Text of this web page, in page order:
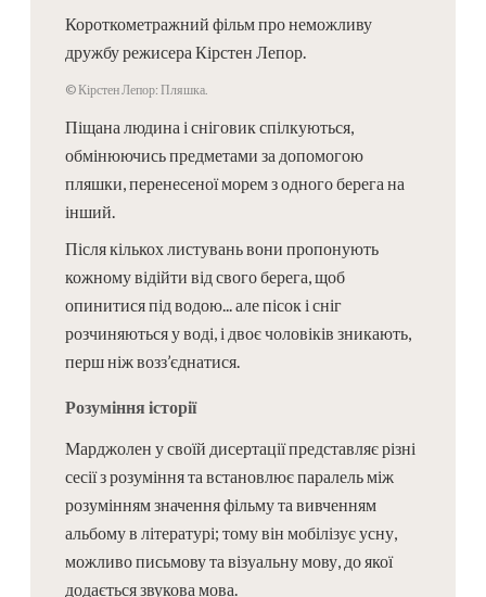
Короткометражний фільм про неможливу
дружбу режисера Кірстен Лепор.
© Кірстен Лепор: Пляшка.
Піщана людина і сніговик спілкуються,
обмінюючись предметами за допомогою
пляшки, перенесеної морем з одного берега на
інший.
Після кількох листувань вони пропонують
кожному відійти від свого берега, щоб
опинитися під водою... але пісок і сніг
розчиняються у воді, і двоє чоловіків зникають,
перш ніж возз’єднатися.
Розуміння історії
Марджолен у своїй дисертації представляє різні
сесії з розуміння та встановлює паралель між
розумінням значення фільму та вивченням
альбому в літературі; тому він мобілізує усну,
можливо письмову та візуальну мову, до якої
додається звукова мова.